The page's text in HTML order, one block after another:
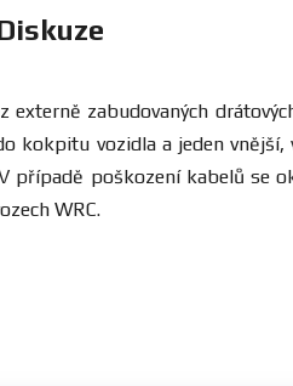
zabudovaných
kokpitu vozidla a jeden
případě poškození kabelů se
WRC.